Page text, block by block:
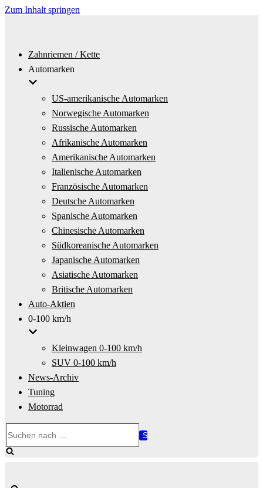
Zum Inhalt springen
Zahnriemen / Kette
Automarken
US-amerikanische Automarken
Norwegische Automarken
Russische Automarken
Afrikanische Automarken
Amerikanische Automarken
Italienische Automarken
Französische Automarken
Deutsche Automarken
Spanische Automarken
Chinesische Automarken
Südkoreanische Automarken
Japanische Automarken
Asiatische Automarken
Britische Automarken
Auto-Aktien
0-100 km/h
Kleinwagen 0-100 km/h
SUV 0-100 km/h
News-Archiv
Tuning
Motorrad
nach …